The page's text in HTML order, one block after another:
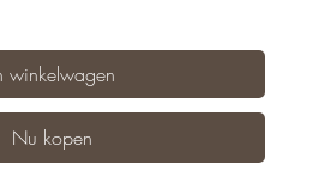
winkelwagen
Nu kopen